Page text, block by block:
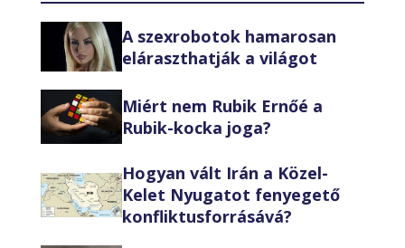
A szexrobotok hamarosan
eláraszthatják a világot
Miért nem Rubik Ernőé a
Rubik-kocka joga?
Hogyan vált Irán a Közel-
Kelet Nyugatot fenyegető
konfliktusforrásává?